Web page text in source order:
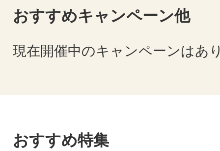
おすすめキャンペーン他
現在開催中のキャンペーンはあ
おすすめ特集